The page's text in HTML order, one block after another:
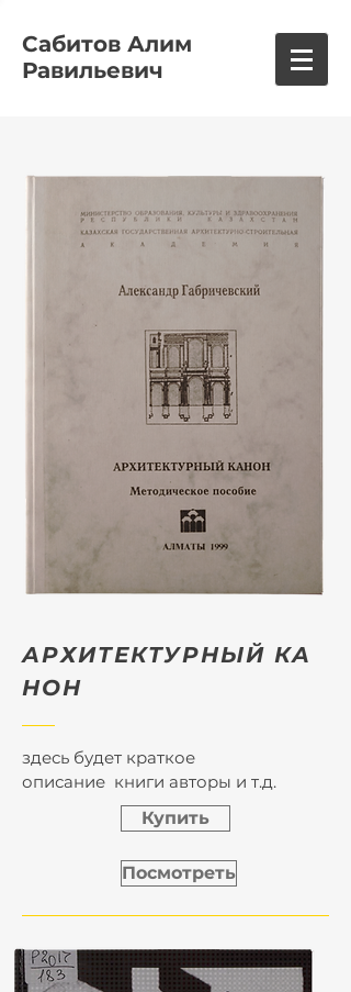
Сабитов Алим
Равильевич
АРХИТЕКТУРНЫЙ КА
НОН
здесь будет краткое
описание книги авторы и т.д.
Купить
Посмотреть